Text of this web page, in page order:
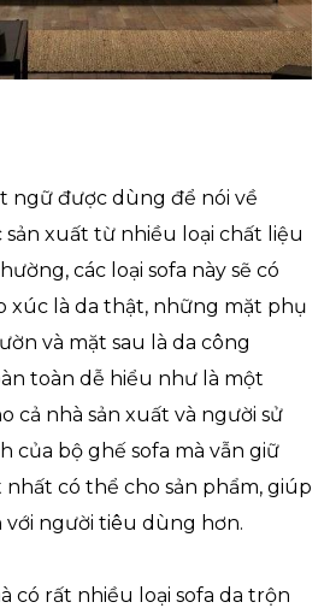
ngữ được dùng để nói về
xuất từ nhiều loại chất liệu
các loại sofa này sẽ có
xúc là da thật, những mặt phụ
và mặt sau là da công
toàn dễ hiểu như là một
cả nhà sản xuất và người sử
của bộ ghế sofa mà vẫn giữ
có thể cho sản phẩm, giúp
với người tiêu dùng hơn.
có rất nhiều loại sofa da trộn